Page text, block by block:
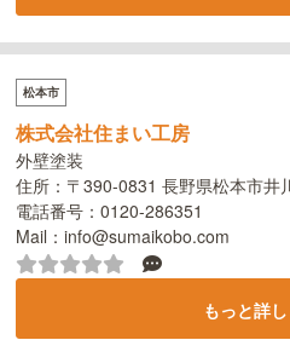
松本市
株式会社住まい工房
外壁塗装
住所：〒390-0831 長野県松本市井
電話番号：0120-286351
Mail：info@sumaikobo.com
もっと詳